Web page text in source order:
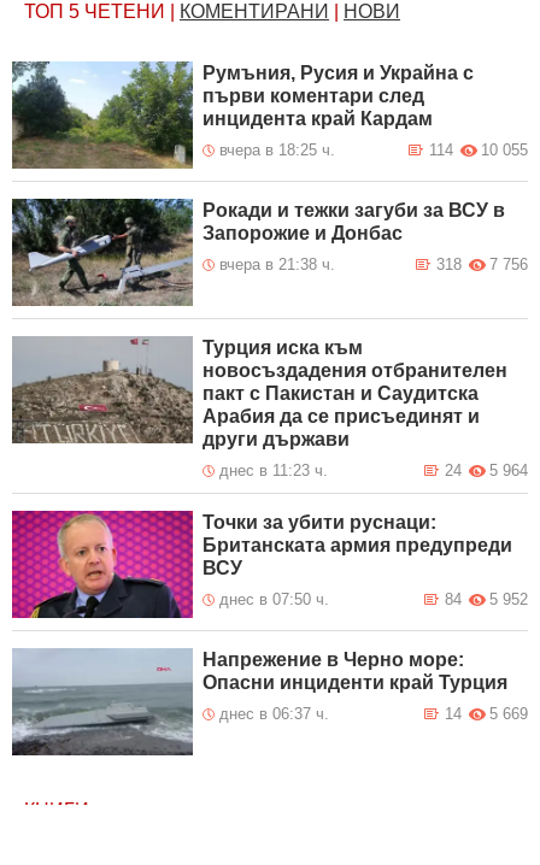
ТОП 5 ЧЕТЕНИ КОМЕНТИРАНИ НОВИ
Румъния, Русия и Украйна с
първи коментари след
инцидента край Кардам
вчера в 18:25 ч. 10 055
114
Рокади и тежки загуби за ВСУ в
Запорожие и Донбас
вчера в 21:38 ч. 7 756
318
Турция иска към
новосъздадения отбранителен
пакт с Пакистан и Саудитска
Арабия да се присъединят и
други държави
днес в 11:23 ч. 5 964
24
Точки за убити руснаци:
Британската армия предупреди
ВСУ
днес в 07:50 ч. 5 952
84
Напрежение в Черно море:
Опасни инциденти край Турция
днес в 06:37 ч. 5 669
14
КНИГИ